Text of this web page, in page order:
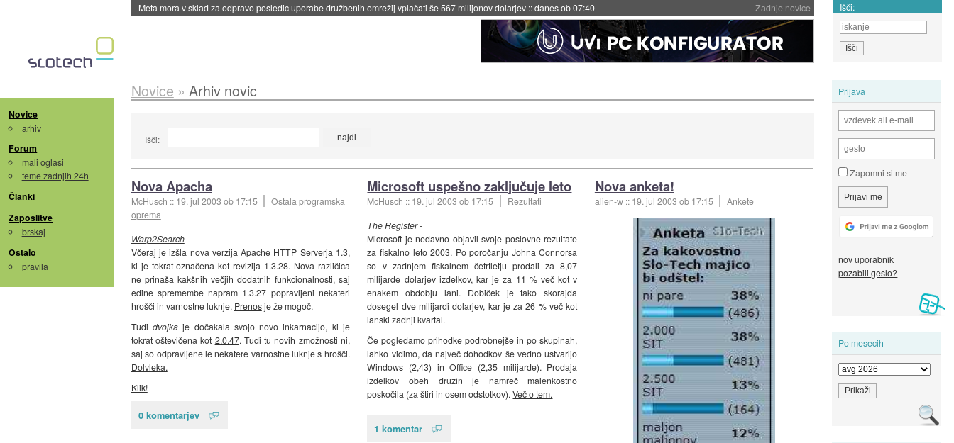
Zadnje novice
Meta mora v sklad za odpravo posledic uporabe družbenih omrežij vplačati še 567 milijonov dolarjev ::danes ob 07:40 Išči:
Novice
arhiv
Forum
mali oglasi
teme zadnjih 24h
Članki
Zaposlitve
brskaj
Ostalo
pravila
Prijava
Zapomni si me
nov uporabnik
pozabili geslo?
Po mesecih
Novice » Arhiv novic
Išči:
Nova Apacha
McHusch :: 19. jul 2003 ob 17:15
Ostala programska
oprema
Warp2Search-
Včeraj je izšla nova verzija Apache HTTP Serverja 1.3,
ki je tokrat označena kot revizija 1.3.28. Nova različica
ne prinaša kakšnih večjih dodatnih funkcionalnosti, saj
edine spremembe napram 1.3.27 popravljeni nekateri
hrošči in varnostne luknje. Prenosje že mogoč.
Tudidvojka je dočakala svojo novo inkarnacijo, ki je
tokrat oštevičena kot 2.0.47. Tudi tu novih zmožnosti ni,
saj so odpravljene le nekatere varnostne luknje s hrošči.
Dolvleka.
Klik!
0 komentarjev
Microsoft uspešno zaključuje leto
McHusch :: 19. jul 2003 ob 17:15
Rezultati
The Register-
Microsoft je nedavno objavil svoje poslovne rezultate
za fiskalno leto 2003. Po poročanju Johna Connorsa
so v zadnjem fiskalnem četrtletju prodali za 8,07
milijarde dolarjev izdelkov, kar je za 11 % več kot v
enakem obdobju lani. Dobiček je tako skorajda
dosegel dve milijardi dolarjev, kar je za 26 % več kot
lanski zadnji kvartal.
Če pogledamo prihodke podrobnejše in po skupinah,
lahko vidimo, da največ dohodkov še vedno ustvarijo
Windows (2,43) in Office (2,35 milijarde). Prodaja
izdelkov obeh družin je namreč malenkostno
poskočila (za štiri in osem odstotkov).Več o tem.
1 komentar
Nova anketa!
alien-w :: 19. jul 2003 ob 17:15 Ankete